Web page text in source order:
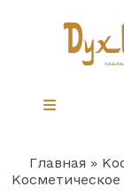
содержанию
Строка
Главная